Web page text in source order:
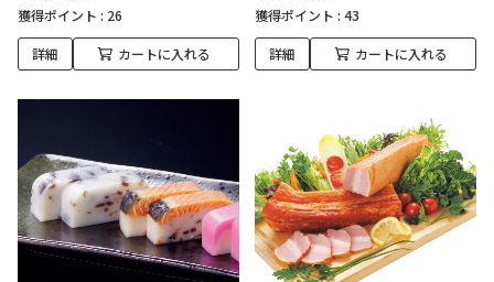
獲得ポイント : 26
詳細 カートに入れる
獲得ポイント : 43
詳細 カートに入れる